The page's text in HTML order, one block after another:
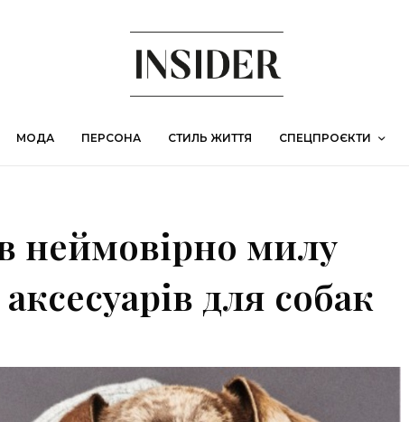
МОДА ПЕРСОНА СТИЛЬ ЖИТТЯ СПЕЦПРОЄКТИ
неймовірно милу
для собак